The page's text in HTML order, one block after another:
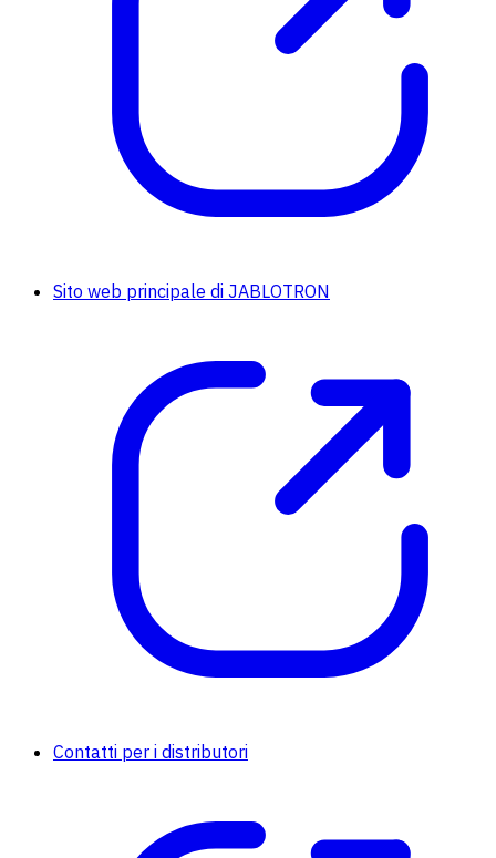
Sito web principale di JABLOTRON
Contatti per i distributori